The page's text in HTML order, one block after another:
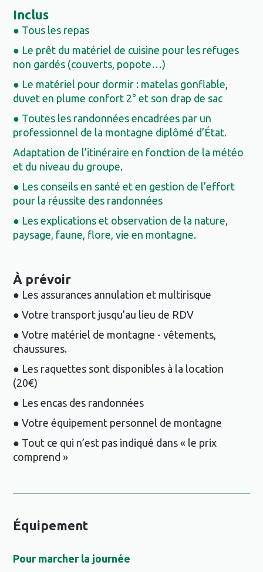
Inclus
● Tous les repas
● Le prêt du matériel de cuisine pour les refuges
non gardés (couverts, popote…)
● Le matériel pour dormir : matelas gonflable,
duvet en plume confort 2° et son drap de sac
● Toutes les randonnées encadrées par un
professionnel de la montagne diplômé d’État.
Adaptation de l’itinéraire en fonction de la météo
et du niveau du groupe.
● Les conseils en santé et en gestion de l’effort
pour la réussite des randonnées
● Les explications et observation de la nature,
paysage, faune, flore, vie en montagne.
À prévoir
● Les assurances annulation et multirisque
● Votre transport jusqu’au lieu de RDV
● Votre matériel de montagne - vêtements,
chaussures.
● Les raquettes sont disponibles à la location
(20€)
● Les encas des randonnées
● Votre équipement personnel de montagne
● Tout ce qui n’est pas indiqué dans « le prix
comprend »
Équipement
Pour marcher la journée